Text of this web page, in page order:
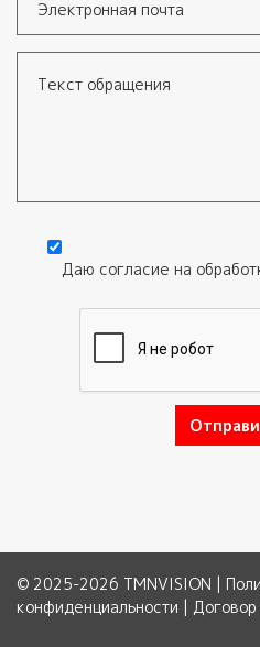
Даю согласие на
© 2025-2026 TMNVISION |
конфиденциальности |